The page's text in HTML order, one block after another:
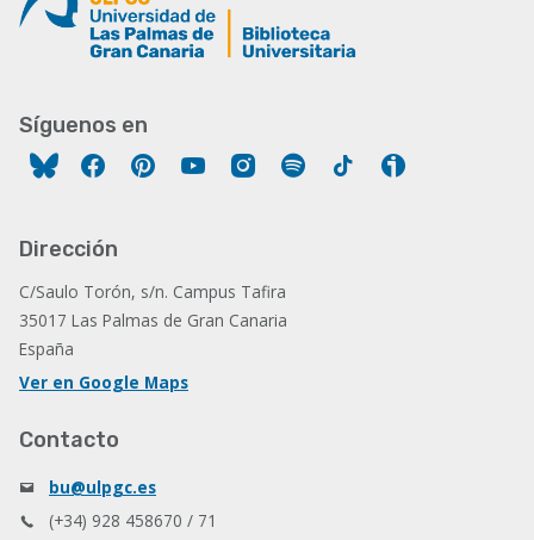
Síguenos en
FacebookPinterestYouTubeInstagram
Spotify Tiktok
Dirección
C/Saulo Torón, s/n. Campus Tafira
35017 Las Palmas de Gran Canaria
España
Ver en Google Maps
Contacto
bu@ulpgc.es
(+34) 928 458670 / 71